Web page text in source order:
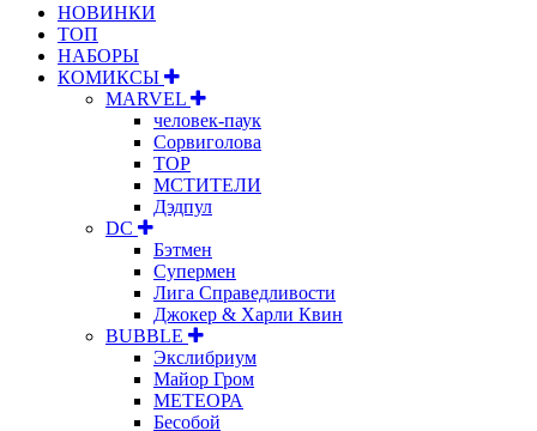
НОВИНКИ
ТОП
НАБОРЫ
КОМИКСЫ
MARVEL
человек-паук
Сорвиголова
ТОР
МСТИТЕЛИ
Дэдпул
DC
Бэтмен
Супермен
Лига Справедливости
Джокер & Харли Квин
BUBBLE
Экслибриум
Майор Гром
МЕТЕОРА
Бесобой